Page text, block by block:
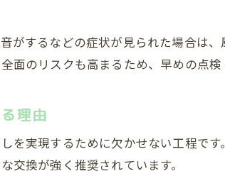
各風呂釜の特徴を知り中古戸建てに
フォーム計画に役立つ風呂釜交換の優
中古物件での水回りリフォーム優先度
風呂釜とキッチン同時リフォームの
修繕計画における風呂釜交換の最適な
がするなどの症状が見られた場合は
のリスクも高まるため、早めの点検
理由
を実現するために欠かせない工程で
交換が強く推奨されています。